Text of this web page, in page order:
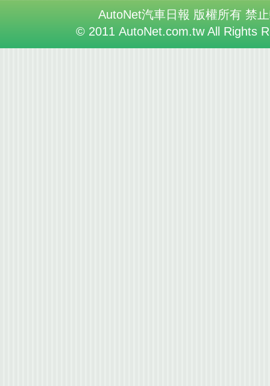
AutoNet汽車日報 版權所有 禁
© 2011 AutoNet.com.tw All Rights